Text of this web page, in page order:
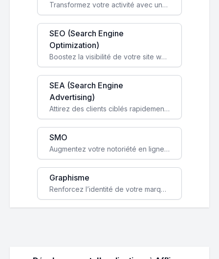
Transformez votre activité avec une boutique en ligne, accessible à l'échelle mondiale 24/7.
SEO (Search Engine
Optimization)
Boostez la visibilité de votre site web sur Google et attirez du trafic qualifié grâce à nos stratégies SEO.
SEA (Search Engine
Advertising)
Attirez des clients ciblés rapidement avec des campagnes publicitaires payantes optimisées pour vos objectifs.
SMO
Augmentez votre notoriété en ligne et stimulez la croissance de votre entreprise grâce à une stratégie sociale sur mesure.
Graphisme
Renforcez l’identité de votre marque avec un design unique qui capte l’attention et engage vos clients.